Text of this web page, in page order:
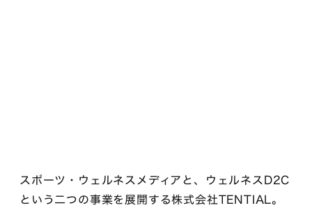
スポーツ・ウェルネスメディアと、ウェルネスD2C
という二つの事業を展開する株式会社TENTIAL。